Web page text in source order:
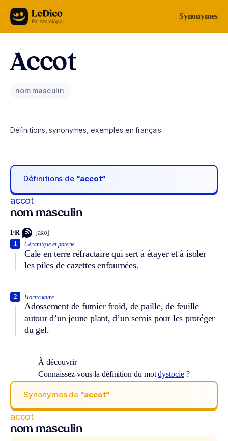
Aller au contenu Synonymes
Accot
nom masculin
Définitions, synonymes, exemples en français
Définitions de “accot“
accot
nom masculin
FR [ako]
Céramique et poterie.
Cale en terre réfractaire qui sert à étayer et à isoler
les piles de cazettes enfournées.
1
Horticulture.
Adossement de fumier froid, de paille, de feuille
autour d’un jeune plant, d’un semis pour les protéger
du gel.
2
À découvrir
Connaissez-vous la définition du motdystocie?
Synonymes de “accot“
accot
nom masculin